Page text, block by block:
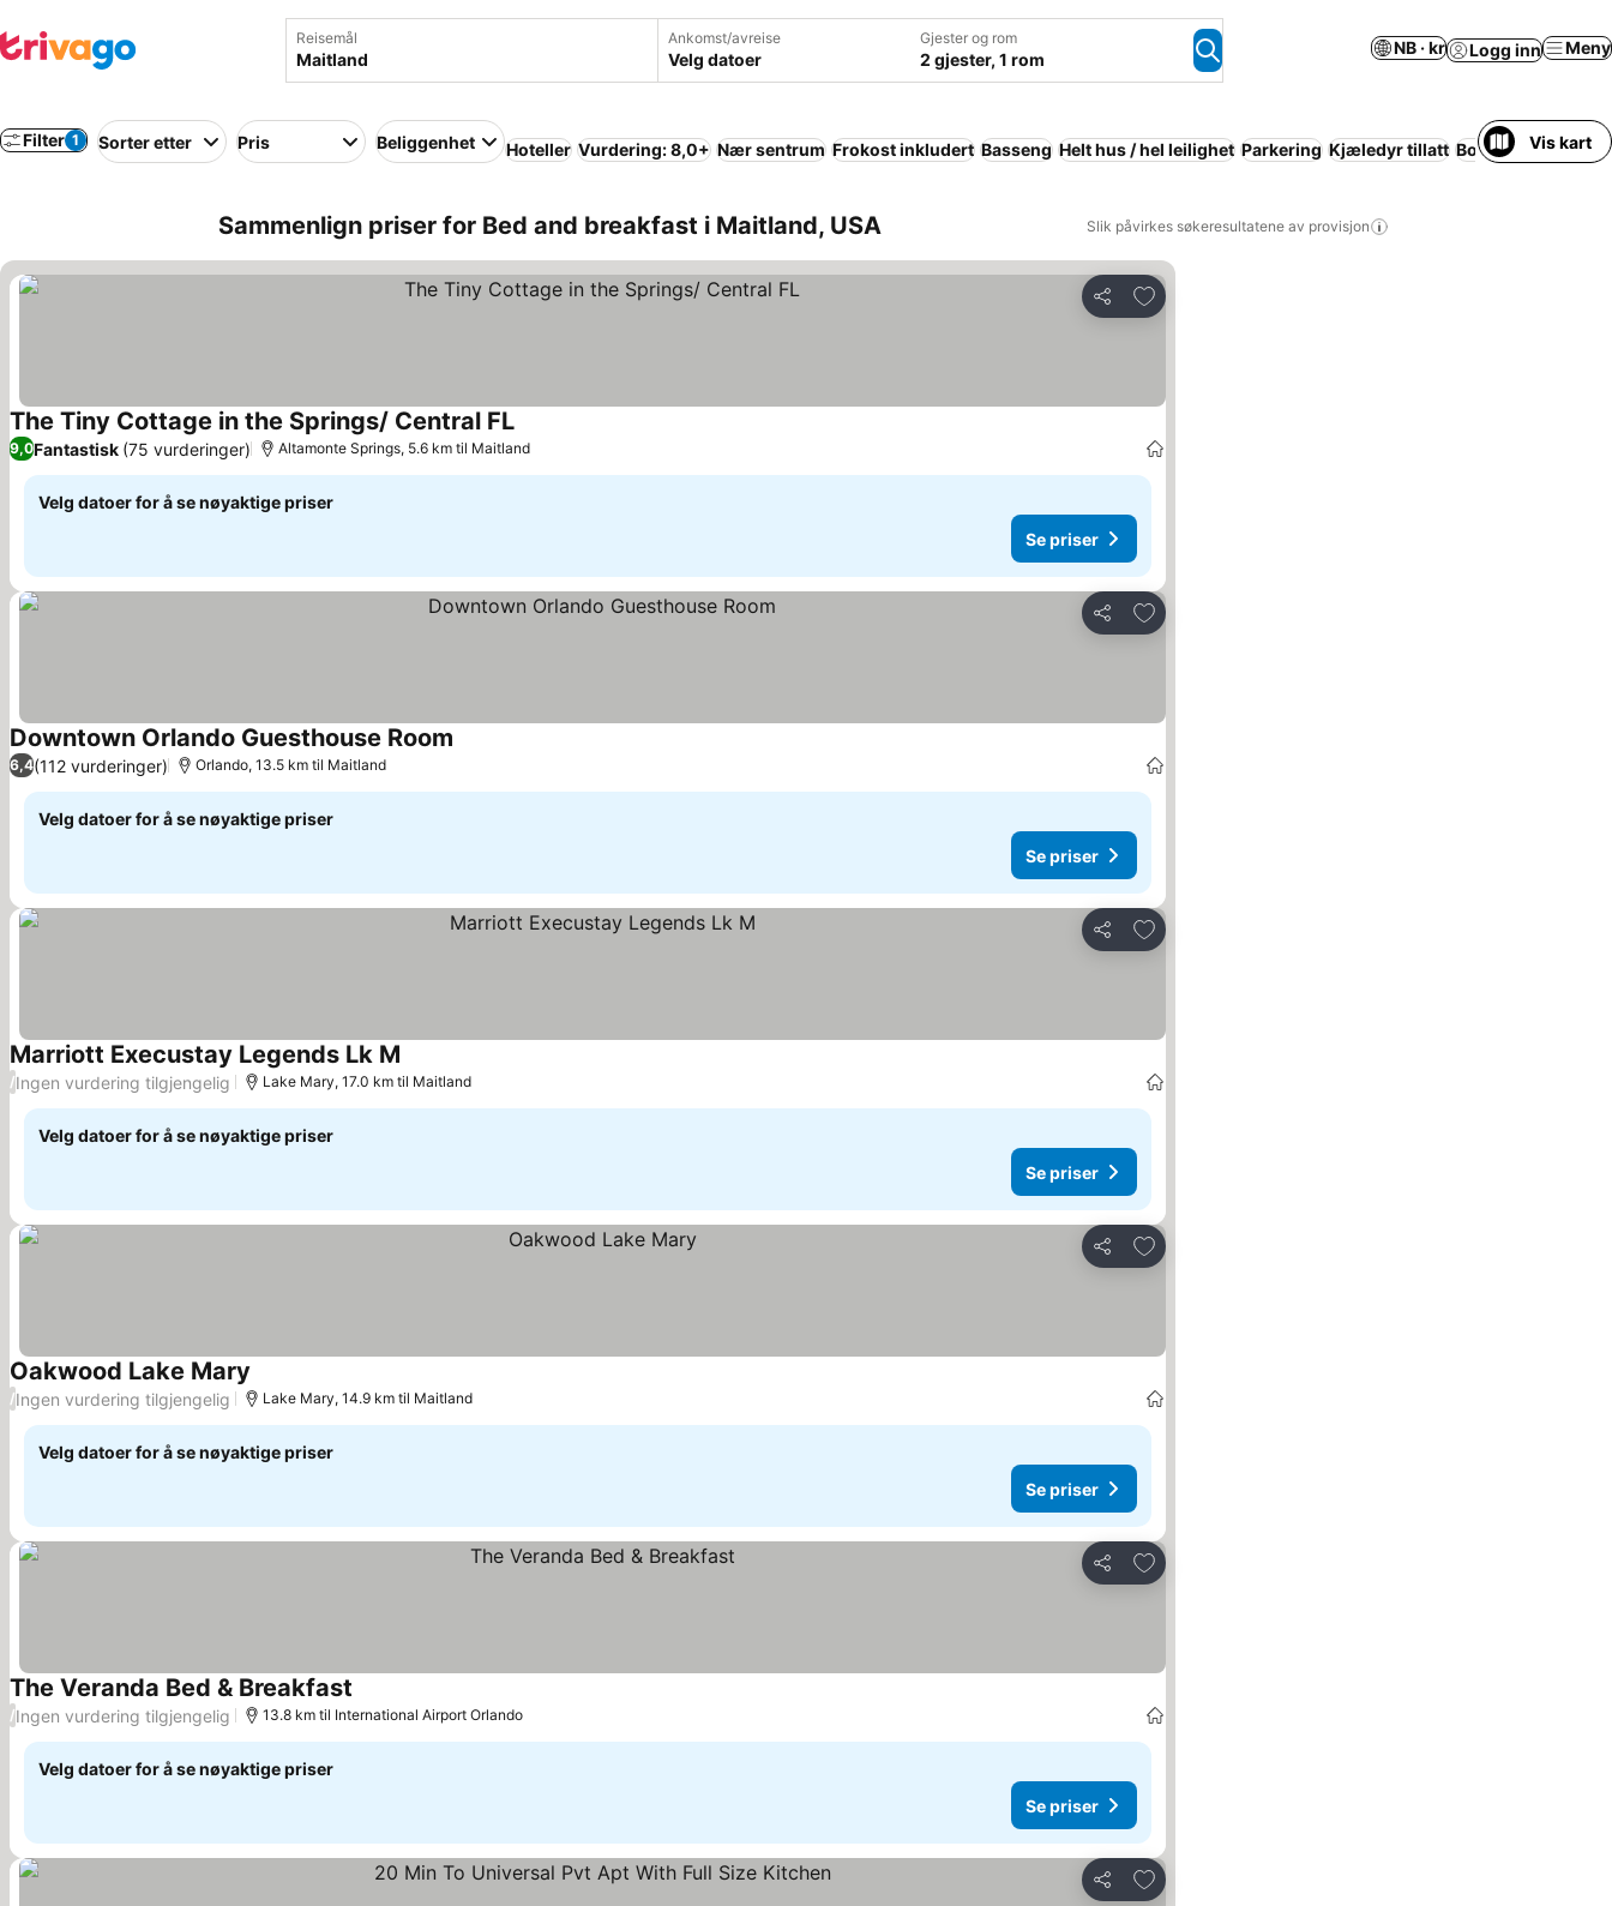
Reisemål Ankomst/avreise
Velg datoer
Gjester og rom
2 gjester, 1 rom
NB · kr Logg inn Meny
Filter 1 Sorter etter Pris Beliggenhet Hoteller Vurdering: 8,0+ Nær sentrum Frokost inkludert Basseng Helt hus / hel leilighet Parkering Kjæledyr tillatt BoblebadVis kart
Sammenlign priser for Bed and breakfast i Maitland, USA Slik påvirkes søkeresultatene av provisjon
Del
Legg til i favoritter
The Tiny Cottage in the Springs/ Central FLSe priser
9,0Fantastisk (75 vurderinger) Altamonte Springs, 5.6 km til Maitland
Velg datoer for å se nøyaktige priser
Se priser
Del
Legg til i favoritter
Downtown Orlando Guesthouse Room
6,4(112 vurderinger) Orlando, 13.5 km til Maitland
Velg datoer for å se nøyaktige priser
Se priser
Del
Legg til i favoritter
Marriott Execustay Legends Lk M
/Ingen vurdering tilgjengelig Lake Mary, 17.0 km til Maitland
Velg datoer for å se nøyaktige priser
Se priser
Del
Legg til i favoritter
Oakwood Lake MarySe priser
/Ingen vurdering tilgjengelig Lake Mary, 14.9 km til Maitland
Velg datoer for å se nøyaktige priser
Se priser
Del
Legg til i favoritter
The Veranda Bed & Breakfast
/Ingen vurdering tilgjengelig 13.8 km til International Airport Orlando
Velg datoer for å se nøyaktige priser
Se priser
Del
Legg til i favoritter